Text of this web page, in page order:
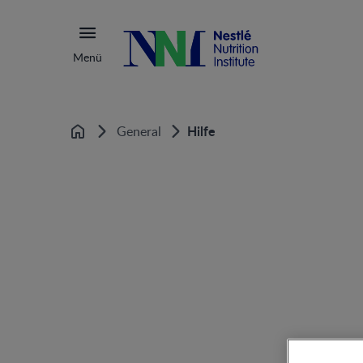
Menü
StartseiteGeneral Hilfe